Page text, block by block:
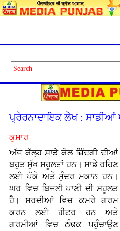
ਪ੍ਰੇਰਨਾਦਾਇਕ ਲੇਖ :
ਕੁਮਾਰ
ਅੱਜ ਕੱਲ੍ਹ ਸਾਡੇ ਕੋਲ ਜ਼ਿੰਦਗੀ ਦੀਆਂ
ਬਹੁਤ ਸੁੱਖ ਸਹੂਲਤਾਂ ਹਨ। ਸਾਡੇ ਰਹਿਣ
ਲਈ ਪੱਕੇ ਅਤੇ ਸੁੰਦਰ ਮਕਾਨ ਹਨ।
ਘਰ ਵਿਚ ਬਿਜਲੀ ਪਾਣੀ ਦੀ ਸਹੂਲਤ
ਹੈ। ਸਰਦੀਆਂ ਵਿਚ ਕਮਰੇ ਗਰਮ
ਕਰਨ ਲਈ ਹੀਟਰ ਹਨ ਅਤੇ
ਗਰਮੀਆਂ ਵਿਚ ਠੰਢਕ ਪਹੁੰਚਾਉਣ